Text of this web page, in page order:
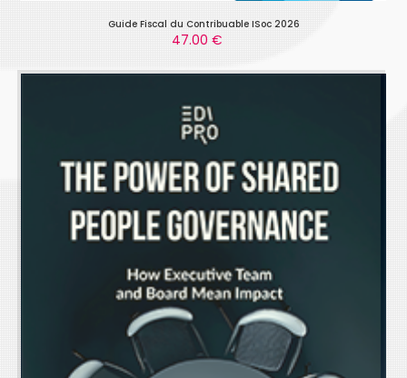
Guide Fiscal du Contribuable ISoc 2026
47.00 €